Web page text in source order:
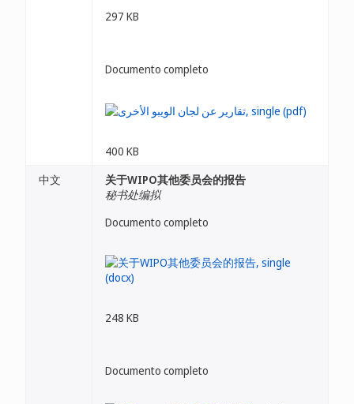
297 KB
Documento completo
400 KB
中文
关于WIPO其他委员会的报告
秘书处编拟
Documento completo
248 KB
Documento completo